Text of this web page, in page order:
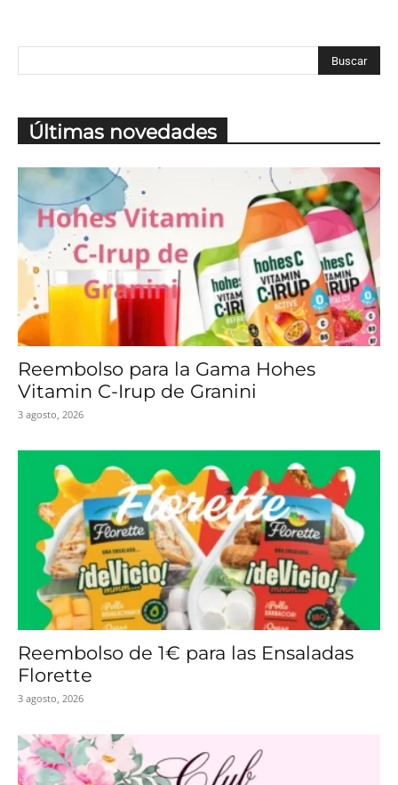
Últimas novedades
Reembolso para la Gama Hohes
Vitamin C-Irup de Granini
3 agosto, 2026
Reembolso de 1€ para las Ensaladas
Florette
3 agosto, 2026